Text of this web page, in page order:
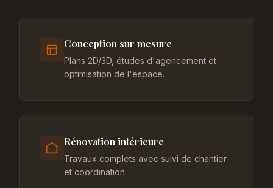
Conception sur mesure
Plans 2D/3D, études d'agencement et
optimisation de l'espace.
Rénovation intérieure
Travaux complets avec suivi de chantier
et coordination.